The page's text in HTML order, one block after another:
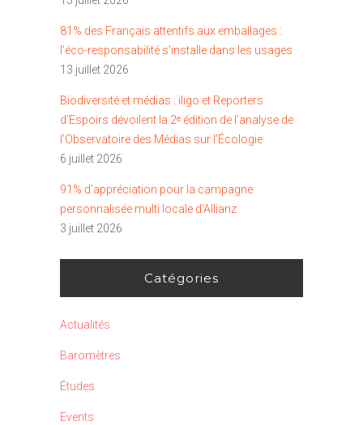
81% des Français attentifs aux emballages :
l’éco-responsabilité s’installe dans les usages
13 juillet 2026
Biodiversité et médias : iligo et Reporters
d’Espoirs dévoilent la 2ᵉ édition de l’analyse de
l’Observatoire des Médias sur l’Écologie
6 juillet 2026
91% d’appréciation pour la campagne
personnalisée multi locale d’Allianz
3 juillet 2026
Catégories
Actualités
Baromètres
Études
Events